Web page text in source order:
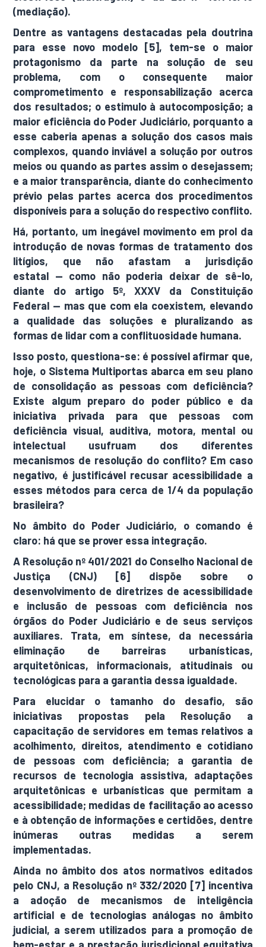
(mediação).
Dentre as vantagens destacadas pela doutrina
para esse novo modelo [5], tem-se o maior
protagonismo da parte na solução de seu
problema, com o consequente maior
comprometimento e responsabilização acerca
dos resultados; o estimulo à autocomposição; a
maior eficiência do Poder Judiciário, porquanto a
esse caberia apenas a solução dos casos mais
complexos, quando inviável a solução por outros
meios ou quando as partes assim o desejassem;
e a maior transparência, diante do conhecimento
prévio pelas partes acerca dos procedimentos
disponíveis para a solução do respectivo conflito.
Há, portanto, um inegável movimento em prol da
introdução de novas formas de tratamento dos
litígios, que não afastam a jurisdição
estatal — como não poderia deixar de sê-lo,
diante do artigo 5º, XXXV da Constituição
Federal — mas que com ela coexistem, elevando
a qualidade das soluções e pluralizando as
formas de lidar com a conflituosidade humana.
Isso posto, questiona-se: é possível afirmar que,
hoje, o Sistema Multiportas abarca em seu plano
de consolidação as pessoas com deficiência?
Existe algum preparo do poder público e da
iniciativa privada para que pessoas com
deficiência visual, auditiva, motora, mental ou
intelectual usufruam dos diferentes
mecanismos de resolução do conflito? Em caso
negativo, é justificável recusar acessibilidade a
esses métodos para cerca de 1/4 da população
brasileira?
No âmbito do Poder Judiciário, o comando é
claro: há que se prover essa integração.
A Resolução nº 401/2021 do Conselho Nacional de
Justiça (CNJ) [6] dispõe sobre o
desenvolvimento de diretrizes de acessibilidade
e inclusão de pessoas com deficiência nos
órgãos do Poder Judiciário e de seus serviços
auxiliares. Trata, em síntese, da necessária
eliminação de barreiras urbanísticas,
arquitetônicas, informacionais, atitudinais ou
tecnológicas para a garantia dessa igualdade.
Para elucidar o tamanho do desafio, são
iniciativas propostas pela Resolução a
capacitação de servidores em temas relativos a
acolhimento, direitos, atendimento e cotidiano
de pessoas com deficiência; a garantia de
recursos de tecnologia assistiva, adaptações
arquitetônicas e urbanísticas que permitam a
acessibilidade; medidas de facilitação ao acesso
e à obtenção de informações e certidões, dentre
inúmeras outras medidas a serem
implementadas.
Ainda no âmbito dos atos normativos editados
pelo CNJ, a Resolução nº 332/2020 [7] incentiva
a adoção de mecanismos de inteligência
artificial e de tecnologias análogas no âmbito
judicial, a serem utilizados para a promoção de